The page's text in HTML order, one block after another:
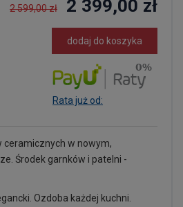
2 599,00 zł 2 399,00 zł
dodaj do koszyka
Rata już od:
ceramicznych w nowym,
Środek garnków i patelni -
Ozdoba każdej kuchni.